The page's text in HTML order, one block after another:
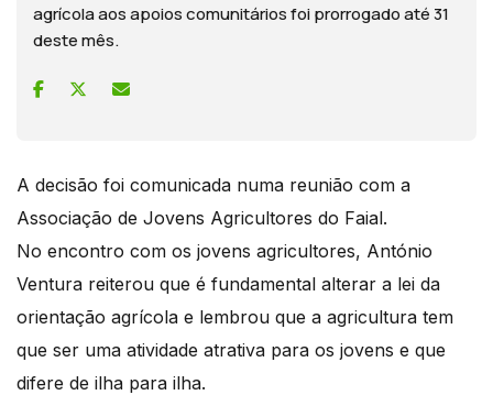
agrícola aos apoios comunitários foi prorrogado até 31
deste mês.
A decisão foi comunicada numa reunião com a
Associação de Jovens Agricultores do Faial.
No encontro com os jovens agricultores, António
Ventura reiterou que é fundamental alterar a lei da
orientação agrícola e lembrou que a agricultura tem
que ser uma atividade atrativa para os jovens e que
difere de ilha para ilha.